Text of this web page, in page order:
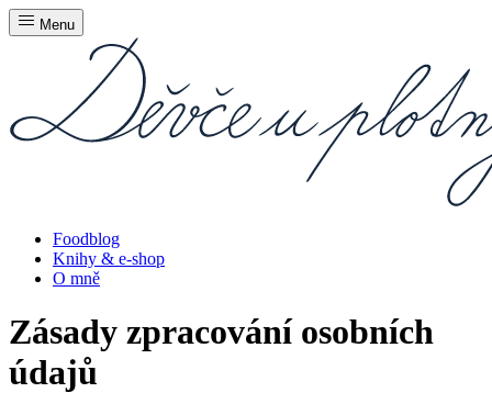
Menu
Foodblog
Knihy & e-shop
O mně
Zásady zpracování osobních
údajů